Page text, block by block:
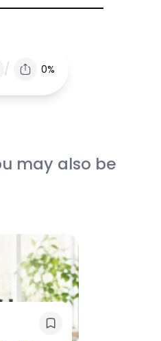
/ 0%
may also be